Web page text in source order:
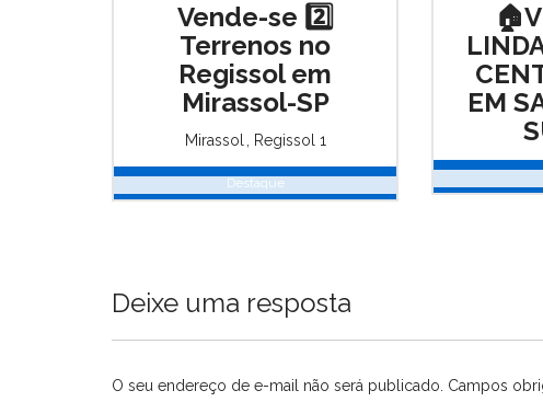
Vende-se 2️⃣
Terrenos no
Regissol em
Mirassol-SP
Mirassol Regissol 1
Destaque
EM
Deixe uma resposta
O seu endereço de e-mail não será publicado. Campos